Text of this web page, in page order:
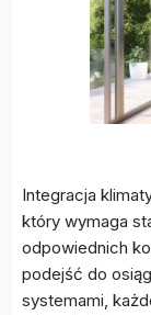
Integracja
który wymaga
odpowiednich
podejść do
systemami,